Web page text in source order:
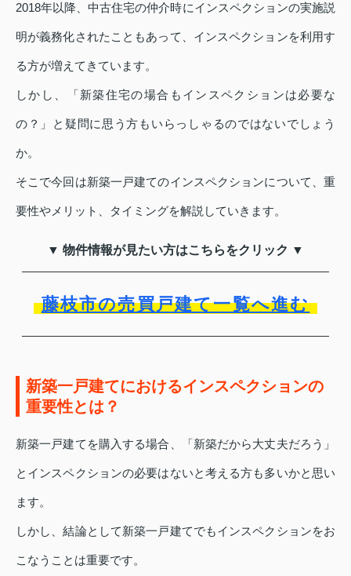
2018年以降、中古住宅の仲介時にインスペクションの実施説
明が義務化されたこともあって、インスペクションを利用す
る方が増えてきています。
しかし、「新築住宅の場合もインスペクションは必要な
の？」と疑問に思う方もいらっしゃるのではないでしょう
か。
そこで今回は新築一戸建てのインスペクションについて、重
要性やメリット、タイミングを解説していきます。
▼ 物件情報が見たい方はこちらをクリック ▼
藤枝市の売買戸建て一覧へ進む
新築一戸建てにおけるインスペクションの
重要性とは？
新築一戸建てを購入する場合、「新築だから大丈夫だろう」
とインスペクションの必要はないと考える方も多いかと思い
ます。
しかし、結論として新築一戸建てでもインスペクションをお
こなうことは重要です。